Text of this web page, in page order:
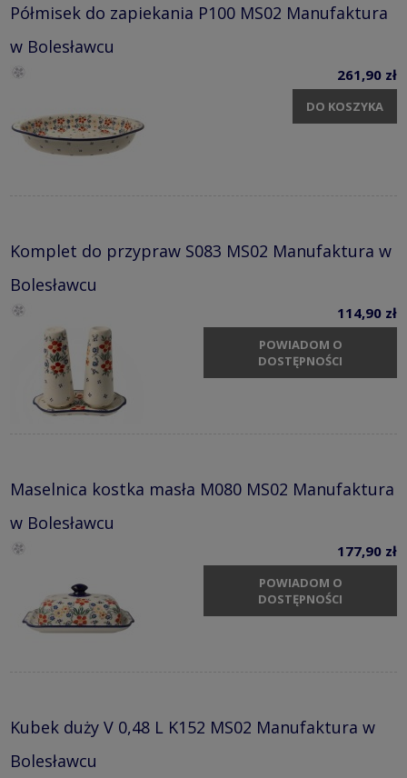
Półmisek do zapiekania P100 MS02 Manufaktura
w Bolesławcu
261,90 zł
DO KOSZYKA
Komplet do przypraw S083 MS02 Manufaktura w
Bolesławcu
114,90 zł
POWIADOM O
DOSTĘPNOŚCI
Maselnica kostka masła M080 MS02 Manufaktura
w Bolesławcu
177,90 zł
POWIADOM O
DOSTĘPNOŚCI
Kubek duży V 0,48 L K152 MS02 Manufaktura w
Bolesławcu